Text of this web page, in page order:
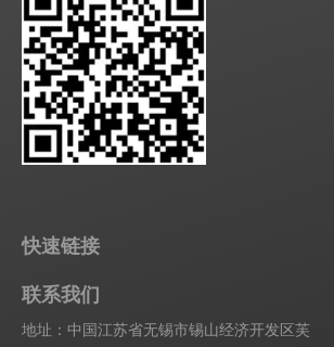
快速链接
联系我们
地址：中国江苏省无锡市锡山经济开发